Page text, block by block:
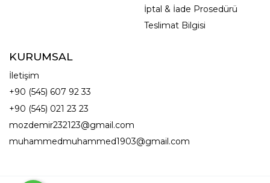
İptal & İade Prosedürü
Teslimat Bilgisi
KURUMSAL
İletişim
+90 (545) 607 92 33
+90 (545) 021 23 23
mozdemir232123@gmail.com
muhammedmuhammed1903@gmail.com